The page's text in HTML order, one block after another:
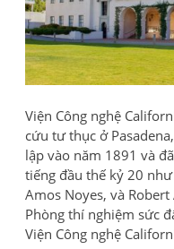
Viện Công nghệ
cứu tư thục ở
lập vào năm 1891 và
tiếng đầu thế kỷ 20
Amos Noyes, và
Phòng thí nghiệm sức
Viện Công nghệ